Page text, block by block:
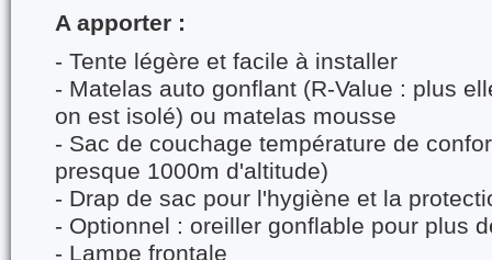
A apporter :
- Tente légère et facile à installer
- Matelas auto gonflant (R-Value : plus
on est isolé) ou matelas mousse
- Sac de couchage température de
presque 1000m d'altitude)
- Drap de sac pour l'hygiène et la
- Optionnel : oreiller gonflable pour plus
- Lampe frontale